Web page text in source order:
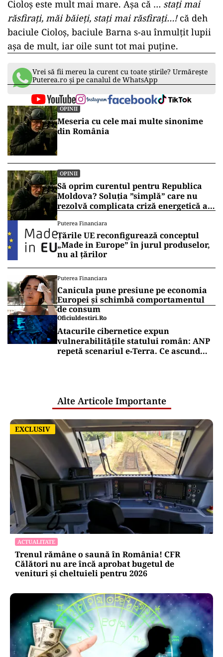
Cioloș este mult mai mare. Așa că … stați mai
răsfirați, măi băieți, stați mai răsfirați…!că deh
baciule Cioloș, baciule Barna s-au înmulțit lupii
așa de mult, iar oile sunt tot mai puține.
Vrei să fii mereu la curent cu toate știrile? Urmărește
Puterea.ro și pe canalul de WhatsApp
OPINII
Meseria cu cele mai multe sinonime
din România
OPINII
Să oprim curentul pentru Republica
Moldova? Soluția ”simplă” care nu
rezolvă complicata criză energetică a
Puterea Financiara
Țările UE reconfigurează conceptul
„Made in Europe” în jurul produselor,
nu al țărilor
Puterea Financiara
Canicula pune presiune pe economia
Europei și schimbă comportamentul
de consum
Oficiuldestiri.ro
Atacurile cibernetice expun
vulnerabilitățile statului român: ANP
repetă scenariul e‑Terra. Ce ascund
Alte Articole Importante
EXCLUSIV
EXCLUSIV
ACTUALITATE
Trenul rămâne o saună în România! CFR
Călători nu are încă aprobat bugetul de
venituri și cheltuieli pentru 2026